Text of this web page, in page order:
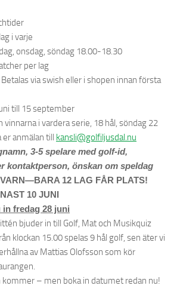
i varje
onsdag, söndag 18.00-18.30
per lag
Betalas via swish eller i shopen innan första
till 15 september
vinnarna i vardera serie, 18 hål, söndag 22
anmälan till kansli@golfiljusdal.nu
3-5 spelare med golf-id,
kontaktperson, önskan om speldag
12 LAG FÅR PLATS!
10 JUNI
in fredag 28 juni
bjuder in till Golf, Mat och Musikquiz
klockan 15.00 spelas 9 hål golf, sen äter vi
av Mattias Olofsson som kör
– men boka in datumet redan nu!